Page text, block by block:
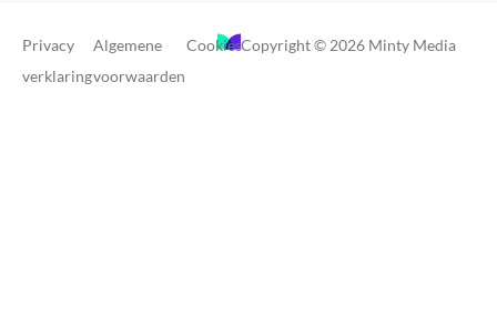
Copyright © 2026 Minty Media
Privacy
verklaring
Algemene
voorwaarden
Cookies